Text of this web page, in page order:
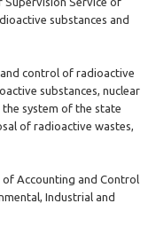
substances and
control of radioactive
substances, nuclear
system of the state
of radioactive wastes,
of Accounting and Control
Industrial and